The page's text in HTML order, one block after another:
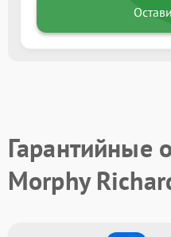
Гарантийные
Morphy